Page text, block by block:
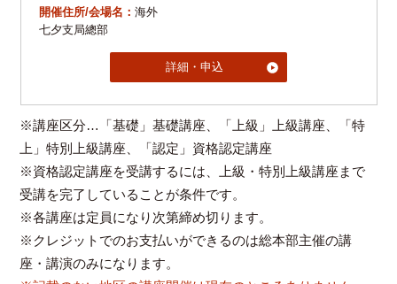
開催住所/会場名： 海外
七夕支局總部
詳細・申込
※講座区分…「基礎」基礎講座、「上級」上級講座、「特
上」特別上級講座、「認定」資格認定講座
※資格認定講座を受講するには、上級・特別上級講座まで
受講を完了していることが条件です。
※各講座は定員になり次第締め切ります。
※クレジットでのお支払いができるのは総本部主催の講
座・講演のみになります。